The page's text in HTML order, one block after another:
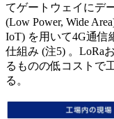
てゲートウェイにデ
(Low Power, Wide
IoT) を用いて4G通信
仕組み (注5) 。LoRa
るものの低コストで
る。